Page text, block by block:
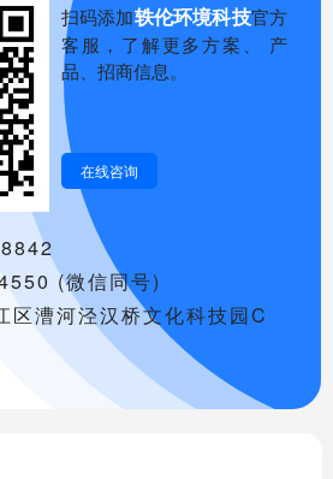
扫码添加轶伦环境科技官方
客服，了解更多方案、 产
品、招商信息。
在线咨询
(微信同号)
区漕河泾汉桥文化科技园C